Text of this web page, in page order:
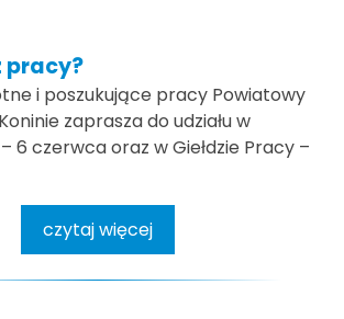
pracy?
i poszukujące pracy Powiatowy
zaprasza do udziału w
6 czerwca oraz w Giełdzie Pracy –
czytaj więcej